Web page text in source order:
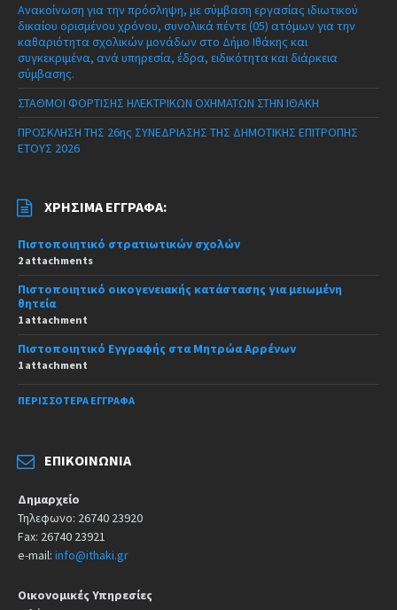
Ανακοίνωση για την πρόσληψη, με σύμβαση εργασίας ιδιωτικού
δικαίου ορισμένου χρόνου, συνολικά πέντε (05) ατόμων για την
καθαριότητα σχολικών μονάδων στο Δήμο Ιθάκης και
συγκεκριμένα, ανά υπηρεσία, έδρα, ειδικότητα και διάρκεια
σύμβασης.
ΣΤΑΘΜΟΙ ΦΟΡΤΙΣΗΣ ΗΛΕΚΤΡΙΚΩΝ ΟΧΗΜΑΤΩΝ ΣΤΗΝ ΙΘΑΚΗ
ΠΡΟΣΚΛΗΣΗ ΤΗΣ 26ης ΣΥΝΕΔΡΙΑΣΗΣ ΤΗΣ ΔΗΜΟΤΙΚΗΣ ΕΠΙΤΡΟΠΗΣ
ΕΤΟΥΣ 2026
ΧΡΉΣΙΜΑ ΈΓΓΡΑΦΑ:
Πιστοποιητικό στρατιωτικών σχολών
2 attachments
Πιστοποιητικό οικογενειακής κατάστασης για μειωμένη
θητεία
1 attachment
Πιστοποιητικό Εγγραφής στα Μητρώα Αρρένων
1 attachment
ΠΕΡΙΣΣΌΤΕΡΑ ΈΓΓΡΑΦΑ
ΕΠΙΚΟΙΝΩΝΊΑ
Δημαρχείο
Τηλεφωνο: 26740 23920
Fax: 26740 23921
e-mail: info@ithaki.gr
Οικονομικές Υπηρεσίες